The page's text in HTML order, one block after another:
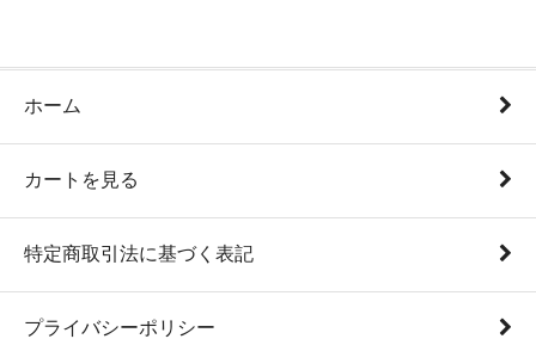
ホーム
カートを見る
特定商取引法に基づく表記
プライバシーポリシー